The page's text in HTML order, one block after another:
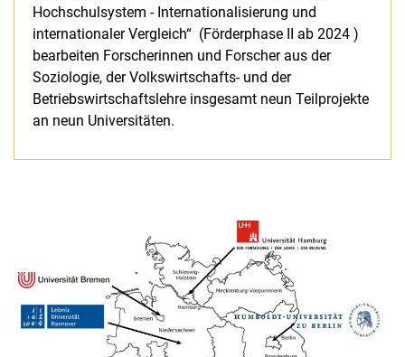
Hochschulsystem - Internationalisierung und
internationaler Vergleich“ (Förderphase II ab 2024 )
bearbeiten Forscherinnen und Forscher aus der
Soziologie, der Volkswirtschafts- und der
Betriebswirtschaftslehre insgesamt neun Teilprojekte
an neun Universitäten.